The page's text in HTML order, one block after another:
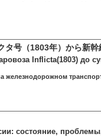
号（1803年）から新幹
Inflicta(1803) до
железнодорожном
состояние,